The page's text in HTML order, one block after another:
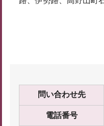
問い合わせ先
電話番号